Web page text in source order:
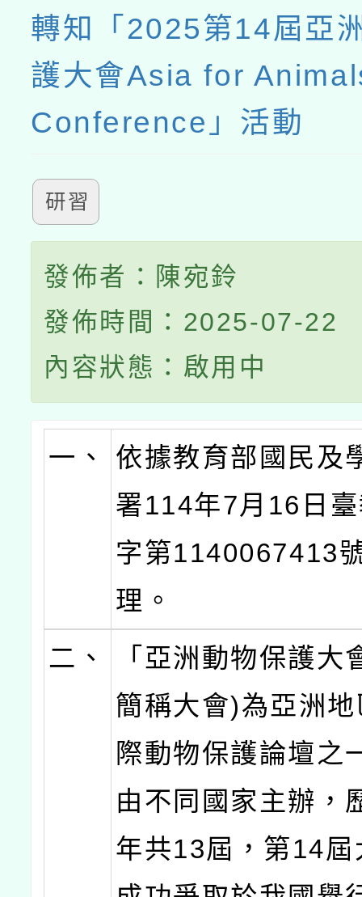
轉知「2025第14屆亞
護大會Asia for
Conference」活動
研習
發佈者：陳宛鈴
發佈時間：2025-07-22
內容狀態：啟用中
一、
依據教育部國民及
署114年7月16日
字第1140067413
理。
二、
「亞洲動物保護大
簡稱大會)為亞洲
際動物保護論壇之
由不同國家主辦，
年共13屆，第14屆